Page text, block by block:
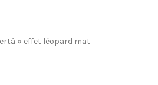
» effet léopard mat